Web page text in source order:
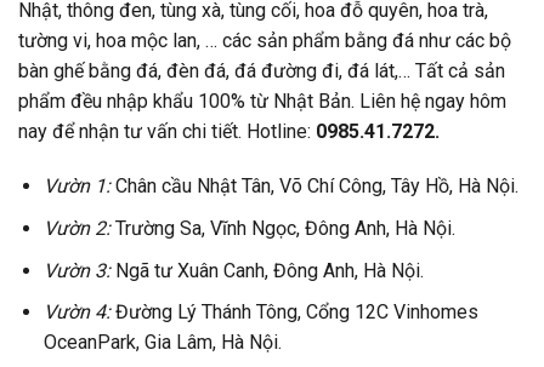
Nhật, thông đen, tùng xà, tùng cối, hoa đỗ quyên, hoa trà,
tường vi, hoa mộc lan, … các sản phẩm bằng đá như các bộ
bàn ghế bằng đá, đèn đá, đá đường đi, đá lát,… Tất cả sản
phẩm đều nhập khẩu 100% từ Nhật Bản. Liên hệ ngay hôm
nay để nhận tư vấn chi tiết. Hotline: 0985.41.7272.
Vườn 1:Chân cầu Nhật Tân, Võ Chí Công, Tây Hồ, Hà Nội.
Vườn 2:Trường Sa, Vĩnh Ngọc, Đông Anh, Hà Nội.
Vườn 3:Ngã tư Xuân Canh, Đông Anh, Hà Nội.
Vườn 4:Đường Lý Thánh Tông, Cổng 12C Vinhomes
OceanPark, Gia Lâm, Hà Nội.